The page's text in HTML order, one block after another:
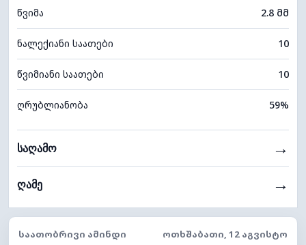
წვიმა 2.8 მმ
ნალექიანი საათები 10
წვიმიანი საათები 10
ღრუბლიანობა 59%
საღამო →
ღამე →
ᲡᲐᲐᲗᲝᲑᲠᲘᲕᲘ ᲐᲛᲘᲜᲓᲘ ᲝᲗᲮᲨᲐᲑᲐᲗᲘ, 12 ᲐᲒᲕᲘᲡᲢᲝ